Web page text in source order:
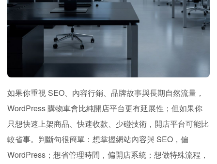
如果你重視 SEO、內容行銷、品牌故事與長期自然流量，
WordPress 購物車會比純開店平台更有延展性；但如果你
只想快速上架商品、快速收款、少碰技術，開店平台可能比
較省事。判斷句很簡單：想掌握網站內容與 SEO，偏
WordPress；想省管理時間，偏開店系統；想做特殊流程，